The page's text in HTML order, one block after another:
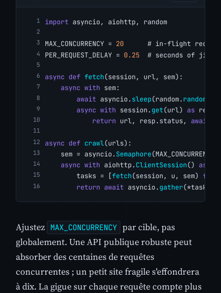
import asyncio, aiohttp, random
MAX_CONCURRENCY = 20
# in-flight
PER_REQUEST_DELAY = 0.25 # seconds of
async def fetch(session, url, sem):
async with sem:
await asyncio. sleep(random. random
async with session. get(url) as resp:
return url, resp.status, await
async def crawl(urls):
    sem = asyncio.
Semaphore(MAX_CONCURRENCY)
async with aiohttp. ClientSession() as
        tasks = [
fetch(session, u, sem) for
return await asyncio. gather(*tasks,
Ajustez MAX_CONCURRENCY par cible, pas
globalement. Une API publique robuste peut
absorber des centaines de requêtes
concurrentes ; un petit site fragile s'effondrera
à dix. La gigue sur chaque requête compte plus